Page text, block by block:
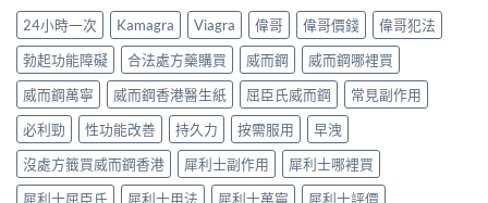
早
洩〉
中
全
全
解
析〉
中
效
多
數
係
食
唔
對，
副
制、
用
法、
持
續
時
間、
副
作
用
第
嘅
「隱
形
壓
力」：
點
解
愈
嚟
24小時一次 Kamagra Viagra 偉哥 偉哥價錢
偉哥犯法
勃起功能障礙
合法處方藥購買 威而鋼
威而鋼哪裡買
威而鋼萬寧
威而鋼香港醫生紙 屈臣氏威而鋼
常見副作用
必利勁
性功能改善 持久力 按需服用
早洩
沒處方籤買威而鋼香港
犀利士副作用
犀利士哪裡買
犀利士屈臣氏
犀利士用法 犀利士萬寧 犀利士評價